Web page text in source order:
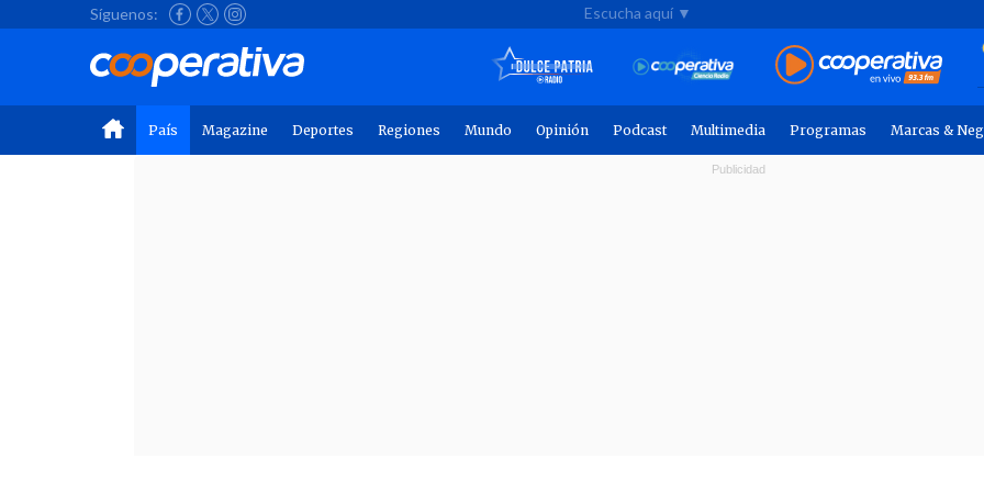
Síguenos: Escucha aquí ▼
País Magazine Deportes Regiones Mundo Opinión Podcast Multimedia Programas Marcas &